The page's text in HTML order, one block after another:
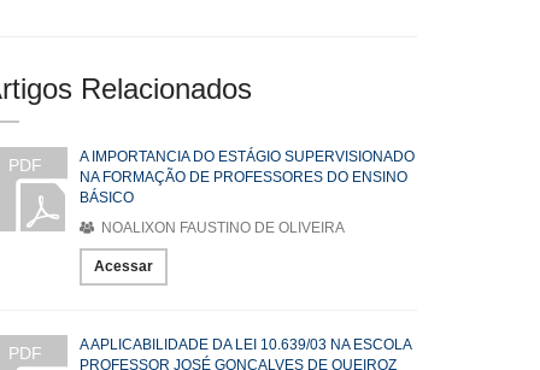
Relacionados
PDF
A IMPORTANCIA DO ESTÁGIO SUPERVISIONADO
NA FORMAÇÃO DE PROFESSORES DO ENSINO
BÁSICO
NOALIXON FAUSTINO DE OLIVEIRA
Acessar
PDF
A APLICABILIDADE DA LEI 10.639/03 NA ESCOLA
PROFESSOR JOSÉ GONÇALVES DE QUEIROZ